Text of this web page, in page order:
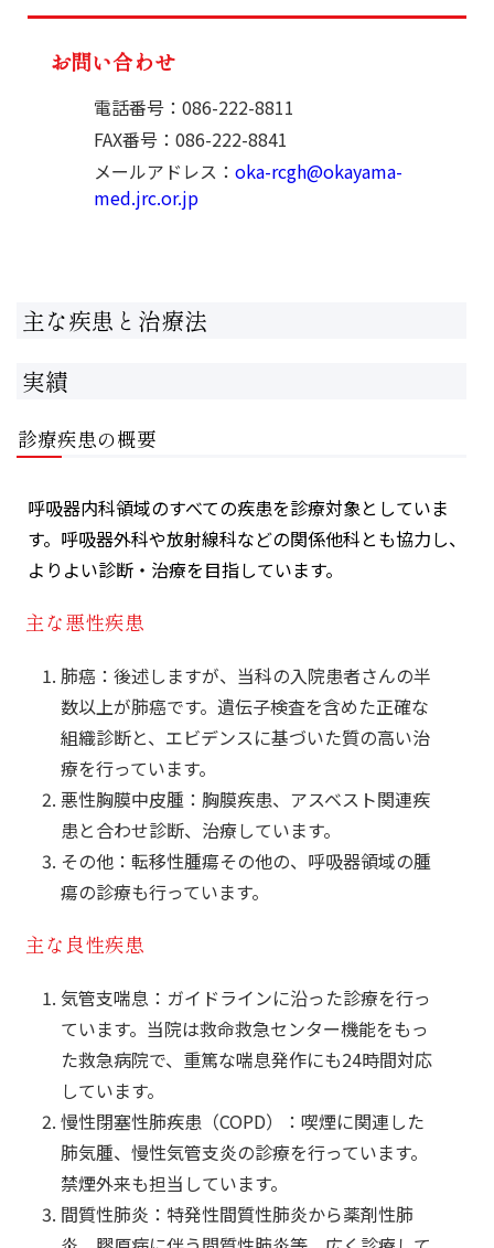
お問い合わせ
電話番号：086-222-8811
FAX番号：086-222-8841
メールアドレス： oka-rcgh@okayama-
med.jrc.or.jp
主な疾患と治療法
実績
診療疾患の概要
呼吸器内科領域のすべての疾患を診療対象としていま
す。呼吸器外科や放射線科などの関係他科とも協力し、
よりよい診断・治療を目指しています。
主な悪性疾患
肺癌：後述しますが、当科の入院患者さんの半
数以上が肺癌です。遺伝子検査を含めた正確な
組織診断と、エビデンスに基づいた質の高い治
療を行っています。
悪性胸膜中皮腫：胸膜疾患、アスベスト関連疾
患と合わせ診断、治療しています。
その他：転移性腫瘍その他の、呼吸器領域の腫
瘍の診療も行っています。
主な良性疾患
気管支喘息：ガイドラインに沿った診療を行っ
ています。当院は救命救急センター機能をもっ
た救急病院で、重篤な喘息発作にも24時間対応
しています。
慢性閉塞性肺疾患（COPD）：喫煙に関連した
肺気腫、慢性気管支炎の診療を行っています。
禁煙外来も担当しています。
間質性肺炎：特発性間質性肺炎から薬剤性肺